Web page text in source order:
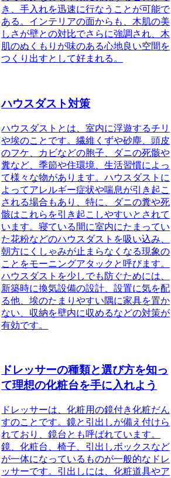
き、手入れを迅速に行なうことが可能で
ある。インテリアの面からも、木肌の美
しさが壁との対比でさらに強調され、木
肌のぬくもりが味のある心地良い空間を
つくり出すとして好まれる。
ハウスダスト対策
ハウスダストとは、室内に浮遊するチリ
や埃のことです。繊維くずや砂塵、頭皮
のフケ、カビなどの胞子、ダニの死骸や
糞など、季節や住環境、生活習慣によっ
て様々な物があります。ハウスダストに
よってアレルギー症状や喘息が引き起こ
される場合もあり、特に、ダニの糞や死
骸はこれらを引き起こしやすいとされて
います。寝ている間に室内にたまってい
た花粉などのハウスダストを吸い込み、
朝方にくしゃみが止まらなくなる現象の
ことをモーニングアタックと呼びます。
ハウスダストを少しでも防ぐためには、
新築時に換気設備の設計、設置に気を配
る他、埃のたまりやすい隅に家具を置か
ない、収納を壁内に収めるなどの対策が
有効です。
ドレッサーの種類と選び方を知っ
て理想の化粧台を手に入れよう
ドレッサーは、化粧用の鏡付き化粧だん
すのことです。鏡と引出しが備え付けら
れており、鏡台とも呼ばれています。
鏡、化粧台、椅子、引出しボックスなど
が一体になっているものが一般的なドレ
ッサーです。 引出しには、化粧道具やア